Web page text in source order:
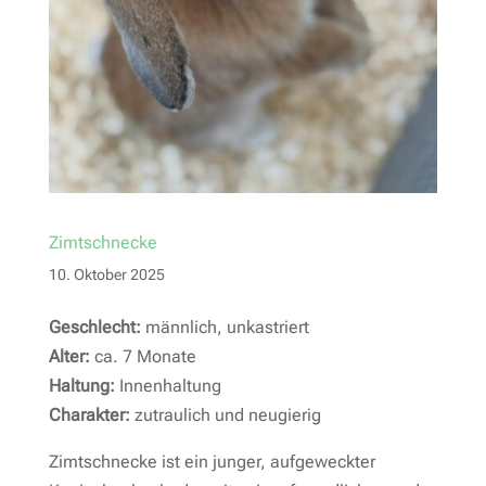
Zimtschnecke
10. Oktober 2025
Geschlecht: männlich, unkastriert
Alter: ca. 7 Monate
Haltung: Innenhaltung
Charakter: zutraulich und neugierig
Zimtschnecke ist ein junger, aufgeweckter